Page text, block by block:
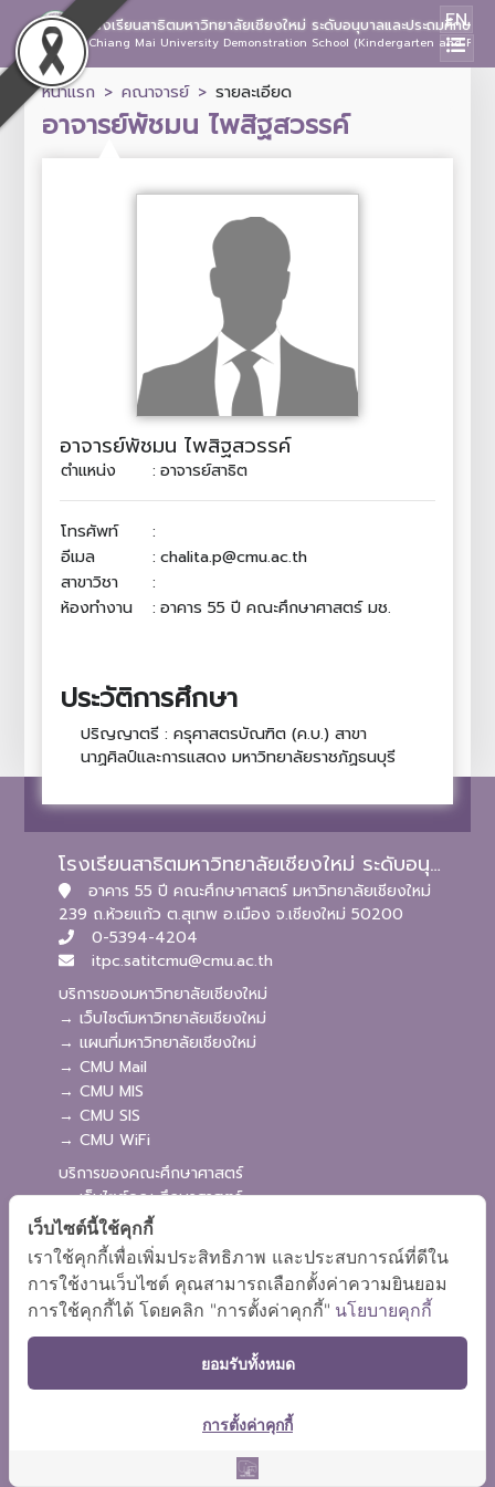
โรงเรียนสาธิตมหาวิทยาลัยเชียงใหม่ ระดับอนุบาลและประถมศึกษา
Chiang Mai University Demonstration School (Kindergarten and
EN
หน้าแรก คณาจารย์ รายละเอียด
อาจารย์พัชมน ไพสิฐสวรรค์
อาจารย์พัชมน ไพสิฐสวรรค์
ตำแหน่ง : อาจารย์สาธิต
โทรศัพท์
:
อีเมล
: chalita.p@cmu.ac.th
สาขาวิชา
:
ห้องทำงาน
: อาคาร 55 ปี คณะศึกษาศาสตร์ มช.
ประวัติการศึกษา
ปริญญาตรี : ครุศาสตรบัณฑิต (ค.บ.) สาขา
นาฏศิลป์และการแสดง มหาวิทยาลัยราชภัฏธนบุรี
โรงเรียนสาธิตมหาวิทยาลัยเชียงใหม่ ระดับอนุบาลและประถมศึกษา
อาคาร 55 ปี คณะศึกษาศาสตร์ มหาวิทยาลัยเชียงใหม่
239 ถ.ห้วยแก้ว ต.สุเทพ อ.เมือง จ.เชียงใหม่ 50200
0-5394-4204
itpc.satitcmu@cmu.ac.th
บริการของมหาวิทยาลัยเชียงใหม่
→ เว็บไซต์มหาวิทยาลัยเชียงใหม่
→ แผนที่มหาวิทยาลัยเชียงใหม่
→ CMU Mail
→ CMU MIS
→ CMU SIS
→ CMU WiFi
บริการของคณะศึกษาศาสตร์
→ เว็บไซต์คณะศึกษาศาสตร์
→ ระบบจัดการเว็บไซต์
→ ระบบ Admission
→ EDU MIS
→ EDU SIS
เว็บไซต์นี้ใช้คุกกี้
เราใช้คุกกี้เพื่อเพิ่มประสิทธิภาพ และประสบการณ์ที่ดีใน
การใช้งานเว็บไซต์ คุณสามารถเลือกตั้งค่าความยินยอม
การใช้คุกกี้ได้ โดยคลิก "การตั้งค่าคุกกี้" นโยบายคุกกี้
ยอมรับทั้งหมด
การตั้งค่าคุกกี้